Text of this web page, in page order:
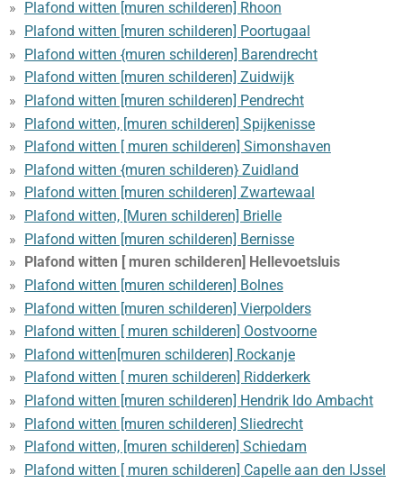
Plafond witten [muren schilderen] Rhoon
Plafond witten [muren schilderen] Poortugaal
Plafond witten {muren schilderen] Barendrecht
Plafond witten [muren schilderen] Zuidwijk
Plafond witten [muren schilderen] Pendrecht
Plafond witten, [muren schilderen] Spijkenisse
Plafond witten [ muren schilderen] Simonshaven
Plafond witten {muren schilderen} Zuidland
Plafond witten [muren schilderen] Zwartewaal
Plafond witten, [Muren schilderen] Brielle
Plafond witten [muren schilderen] Bernisse
Plafond witten [ muren schilderen] Hellevoetsluis
Plafond witten [muren schilderen] Bolnes
Plafond witten [muren schilderen] Vierpolders
Plafond witten [ muren schilderen] Oostvoorne
Plafond witten[muren schilderen] Rockanje
Plafond witten [ muren schilderen] Ridderkerk
Plafond witten [muren schilderen] Hendrik Ido Ambacht
Plafond witten [muren schilderen] Sliedrecht
Plafond witten, [muren schilderen] Schiedam
Plafond witten [ muren schilderen] Capelle aan den IJssel